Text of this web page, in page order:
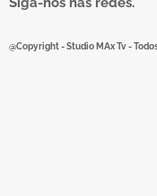
@Copyright - Studio MAx Tv -